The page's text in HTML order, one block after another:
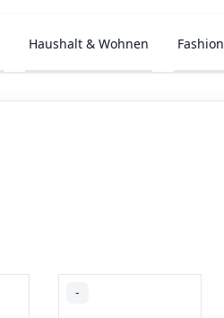
Haushalt & Wohnen Fashion
-